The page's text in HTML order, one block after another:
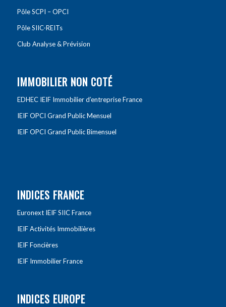
Pôle SCPI – OPCI
Pôle SIIC-REITs
Club Analyse & Prévision
IMMOBILIER NON COTÉ
EDHEC IEIF Immobilier d’entreprise France
IEIF OPCI Grand Public Mensuel
IEIF OPCI Grand Public Bimensuel
INDICES FRANCE
Euronext IEIF SIIC France
IEIF Activités Immobilières
IEIF Foncières
IEIF Immobilier France
INDICES EUROPE